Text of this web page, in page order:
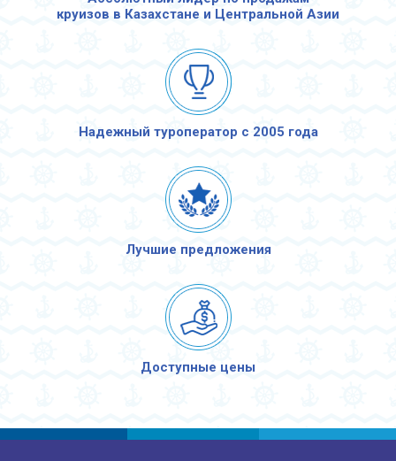
круизов в Казахстане и Центральной Азии
Надежный туроператор с 2005 года
Лучшие предложения
Доступные цены